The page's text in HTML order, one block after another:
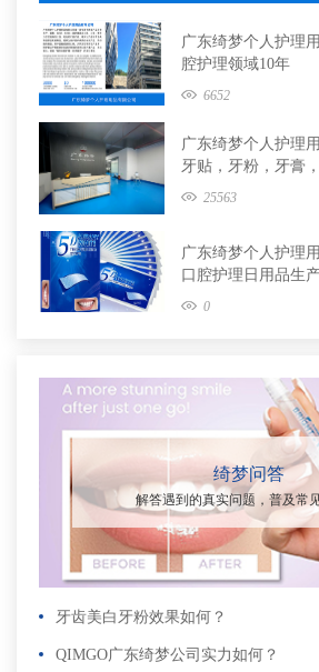
广东绮梦个人护理
腔护理领域10年
6652
广东绮梦个人护理
牙贴，牙粉，牙膏
牌定制
25563
广东绮梦个人护理
口腔护理日用品生
0
绮梦问答
解答遇到的真实问题，普及常
牙齿美白牙粉效果如何？
QIMGO广东绮梦公司实力如何？